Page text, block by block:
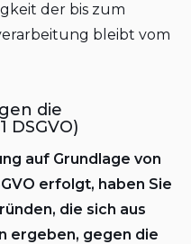
der bis zum
bleibt vom
die
auf Grundlage von
erfolgt, haben Sie
die sich aus
ergeben, gegen die